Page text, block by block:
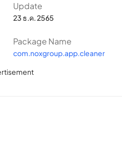
ณอย่างรวดเร็วและมี
หล่งที่มาที่ไม่รู้จัก/ไม่น่าเชื่อถือ ใน
งคุณจะสร้างไฟล์ขยะที่เต็มหน่วย
รวม Nox Cleaner จะช่วยคุณล้าง
จะสแกนระบบไฟล์และ
Update
23 ธ.ค. 2565
Package Name
com.noxgroup.app.cleaner